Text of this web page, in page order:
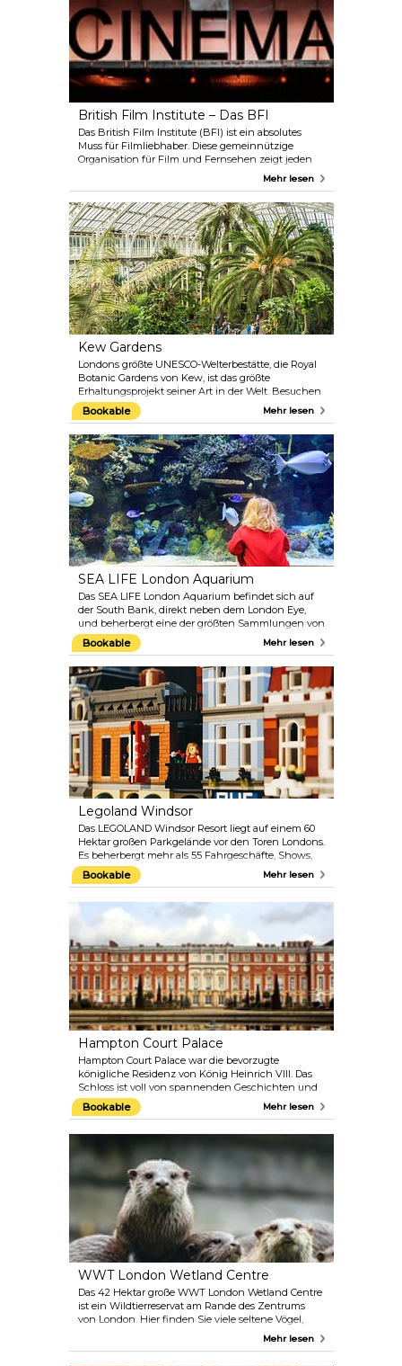
Bourgeois.
British Film Institute – Das BFI
Das British Film Institute (BFI) ist ein absolutes
Muss für Filmliebhaber. Diese gemeinnützige
Organisation für Film und Fernsehen zeigt jeden
Tag Filme: von den neuesten und größten
Theater bis hin zu alten Klassikern und Indie-
Lieblingen in ihren kleineren, intimeren Sälen. Das
renovierte BFI befindet sich in Southbank, dem
perfekten Ort, um die Aussicht auf das Flussufer zu
genießen und sich in der kreativen Gesellschaft
lokaler Film- und Theaterliebhaber aufzuhalten.
Das Restaurant und die Bar des BFI am Flussufer
eignen sich hervorragend für Verabredungen oder
um mit Freunden über den neuesten Film zu
diskutieren.
Mehr lesen
Kew Gardens
Londons größte UNESCO-Welterbestätte, die Royal
Botanic Gardens von Kew, ist das größte
Erhaltungsprojekt seiner Art in der Welt. Besuchen
Sie das Davies Alpine House und erleben Sie die
hochalpinen Bedingungen, die das Wachstum von
Alpenpflanzen ermöglichen, machen Sie im
Princess of Wales Conservatory einen Ausflug von
der Wüste in den Dschungel, bestaunen Sie
heimtückische fleischfressende Pflanzen und
genießen Sie von der Großen Pagode aus einen
weiten Blick über London.
Bookable Mehr lesen
SEA LIFE London Aquarium
Das SEA LIFE London Aquarium befindet sich auf
der South Bank, direkt neben dem London Eye,
und beherbergt eine der größten Sammlungen von
Meereslebewesen aus aller Welt in Europa mit mehr
als 500 Arten, 14 Themenbereichen und zwei
Millionen Litern Wasser. Zu den Attraktionen der
Ausstellung gehören Seepferdchen, Oktopusse,
Zebrahaie und Clownfische. Es gibt auch
interaktive Erlebnisse, so können Sie
Tauchvorführungen sehen, bei der Fütterung der
Haie zuschauen oder sogar selbst versuchen, die
Stachelrochen zu füttern. Und vergessen Sie nicht,
im gläsernen Tunnelgang einen Tauchgang „unter
dem Meer“ zu machen.
Bookable Mehr lesen
Legoland Windsor
Das LEGOLAND Windsor Resort liegt auf einem 60
Hektar großen Parkgelände vor den Toren Londons.
Es beherbergt mehr als 55 Fahrgeschäfte, Shows,
Attraktionen und Workshops, die sich alle an
Kinder bis zu 12 Jahren richten. Dieser Themenpark
Familie. Steigen Sie in ein Lego-U-Boot, schauen
Sie sich die ikonische Landschaft Londons in
Miniaturform an, lassen Sie sich von den
Wasserbahnen durchnässen und stellen Sie Ihre
Fähigkeiten in der Fahrschule unter Beweis.
Bookable Mehr lesen
Hampton Court Palace
Hampton Court Palace war die bevorzugte
königliche Residenz von König Heinrich VIII. Das
Schloss ist voll von spannenden Geschichten und
wunderschönen Sehenswürdigkeiten. Im Inneren
des Gebäudes können Sie die mittelalterliche Große
und die Spukgalerie. Auch außerhalb des Schlosses
gibt es viel zu sehen: ein rätselhaftes Labyrinth, die
wunderschönen Gärten des Schlosses und einen
großen Park. Weitere Highlights sind die täglichen
Führungen und Vorträge sowie die jährliche
Hampton Court Palace Flower Show.
Bookable Mehr lesen
WWT London Wetland Centre
Das 42 Hektar große WWT London Wetland Centre
ist ein Wildtierreservat am Rande des Zentrums
von London. Hier finden Sie viele seltene Vögel,
wunderschöne Seen, ruhige Gärten undMehr lesen